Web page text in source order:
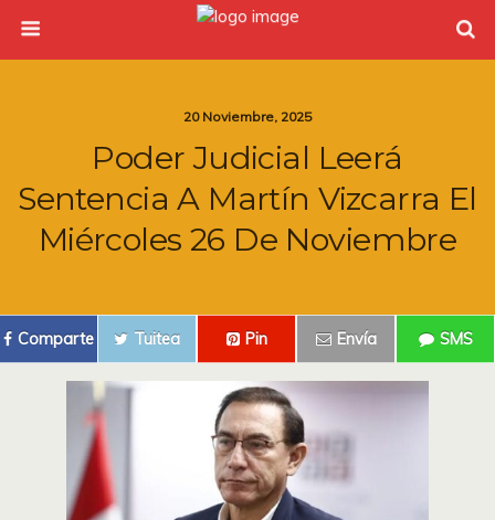
20 Noviembre, 2025
Poder Judicial Leerá
Sentencia A Martín Vizcarra El
Miércoles 26 De Noviembre
Comparte Tuitea Pin Envía SMS